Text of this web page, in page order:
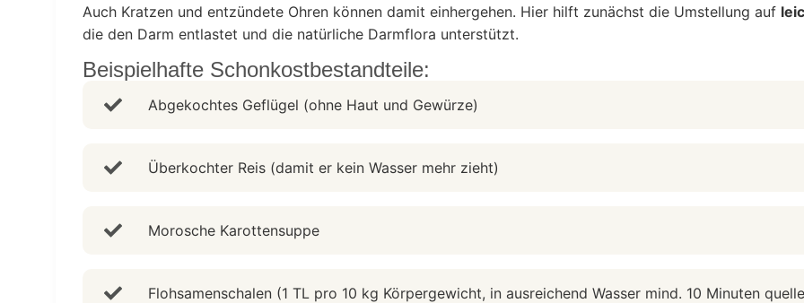
Auch Kratzen und entzündete Ohren können damit einhergehen. Hier hilft zunächst die Umstellung auf
die den Darm entlastet und die natürliche Darmflora unterstützt.
Beispielhafte Schonkostbestandteile:
Abgekochtes Geflügel (ohne Haut und Gewürze)
Überkochter Reis (damit er kein Wasser mehr zieht)
Morosche Karottensuppe
Flohsamenschalen (1 TL pro 10 kg Körpergewicht, in ausreichend Wasser mind. 10 Minuten